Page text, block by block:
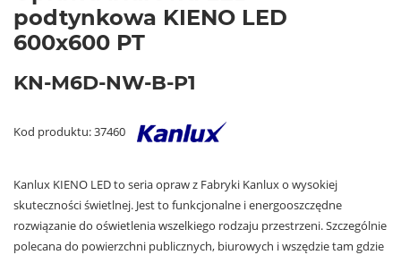
podtynkowa KIENO LED
600x600 PT
KN-M6D-NW-B-P1
Kod produktu: 37460
Kanlux KIENO LED to seria opraw z Fabryki Kanlux o wysokiej
skuteczności świetlnej. Jest to funkcjonalne i energooszczędne
rozwiązanie do oświetlenia wszelkiego rodzaju przestrzeni. Szczególnie
polecana do powierzchni publicznych, biurowych i wszędzie tam gdzie